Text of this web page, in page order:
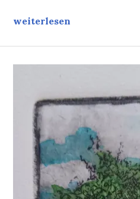
Alkohol und Ernährung,
weiterlesen